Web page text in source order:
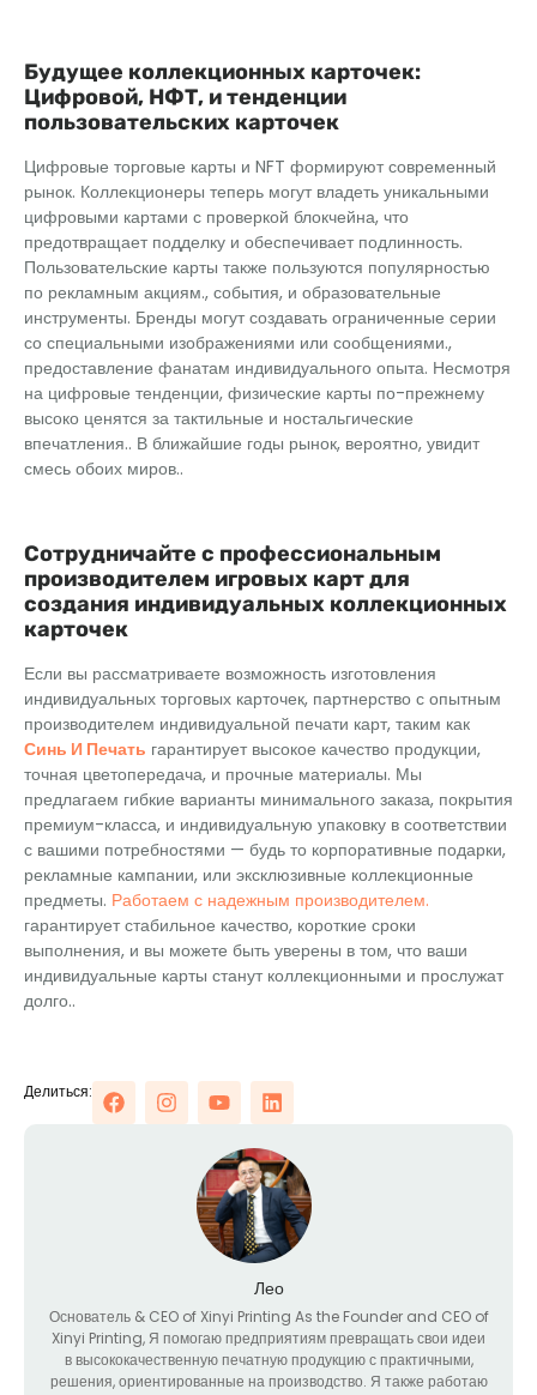
Будущее коллекционных карточек:
Цифровой, НФТ, и тенденции
пользовательских карточек
Цифровые торговые карты и NFT формируют современный
рынок. Коллекционеры теперь могут владеть уникальными
цифровыми картами с проверкой блокчейна, что
предотвращает подделку и обеспечивает подлинность.
Пользовательские карты также пользуются популярностью
по рекламным акциям., события, и образовательные
инструменты. Бренды могут создавать ограниченные серии
со специальными изображениями или сообщениями.,
предоставление фанатам индивидуального опыта. Несмотря
на цифровые тенденции, физические карты по-прежнему
высоко ценятся за тактильные и ностальгические
впечатления.. В ближайшие годы рынок, вероятно, увидит
смесь обоих миров..
Сотрудничайте с профессиональным
производителем игровых карт для
создания индивидуальных коллекционных
карточек
Если вы рассматриваете возможность изготовления
индивидуальных торговых карточек, партнерство с опытным
производителем индивидуальной печати карт, таким как
Синь И Печать гарантирует высокое качество продукции,
точная цветопередача, и прочные материалы. Мы
предлагаем гибкие варианты минимального заказа, покрытия
премиум-класса, и индивидуальную упаковку в соответствии
с вашими потребностями — будь то корпоративные подарки,
рекламные кампании, или эксклюзивные коллекционные
предметы. Работаем с надежным производителем.
гарантирует стабильное качество, короткие сроки
выполнения, и вы можете быть уверены в том, что ваши
индивидуальные карты станут коллекционными и прослужат
долго..
Делиться:
Лео
Основатель & CEO of Xinyi Printing As the Founder and CEO of
Xinyi Printing, Я помогаю предприятиям превращать свои идеи
в высококачественную печатную продукцию с практичными,
решения, ориентированные на производство. Я также работаю